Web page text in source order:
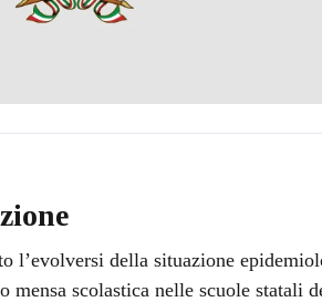
l’evolversi della situazione
mensa scolastica nelle scuole statali